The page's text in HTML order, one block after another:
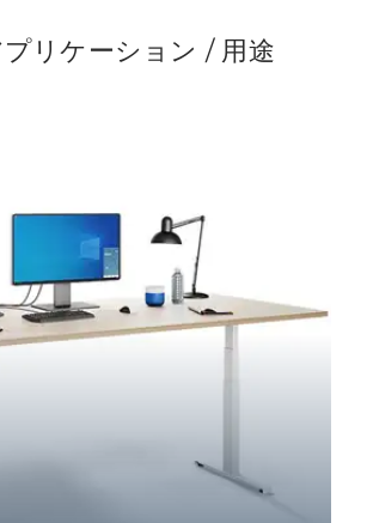
リケーション / 用途